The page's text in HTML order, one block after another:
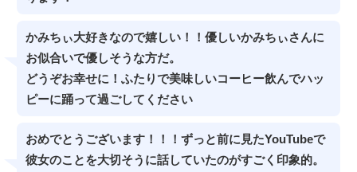
かみちぃ大好きなので嬉しい！！優しいかみちぃさんに
お似合いで優しそうな方だ。
どうぞお幸せに！ふたりで美味しいコーヒー飲んでハッ
ピーに踊って過ごしてください
おめでとうございます！！！ずっと前に見たYouTubeで
彼女のことを大切そうに話していたのがすごく印象的。